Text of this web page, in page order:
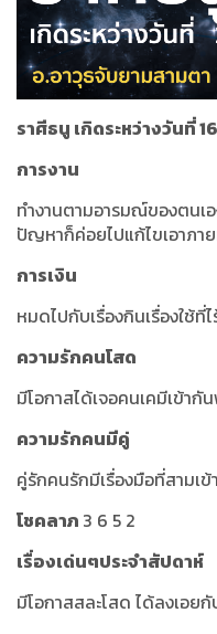
ราศีธนู เกิดระหว่างวันที่
การงาน
ทำงานตามอารมณ์ของตนเ
ปัญหาก็ค่อยไปแก้ไขเอาภา
การเงิน
หมดไปกับเรื่องกินเรื่องใช้ที่
ความรักคนโสด
มีโอกาสได้เจอคนเคมีเข้า
ความรักคนมีคู่
คู่รักคนรักมีเรื่องมือที่สามเ
โชคลาภ 3 6 5 2
เรื่องเด่นๆประจำสัปดาห์
มีโอกาสสละโสด ได้ลงเอ